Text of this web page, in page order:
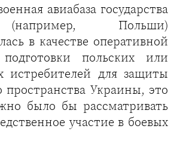
авиабаза государства
Польши)
в качестве оперативной
польских или
истребителей для защиты
пространства Украины, это
было бы рассматривать
участие в боевых